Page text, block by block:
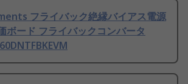
フライバック絶縁バイアス電源
ボード フライバックコンバータ